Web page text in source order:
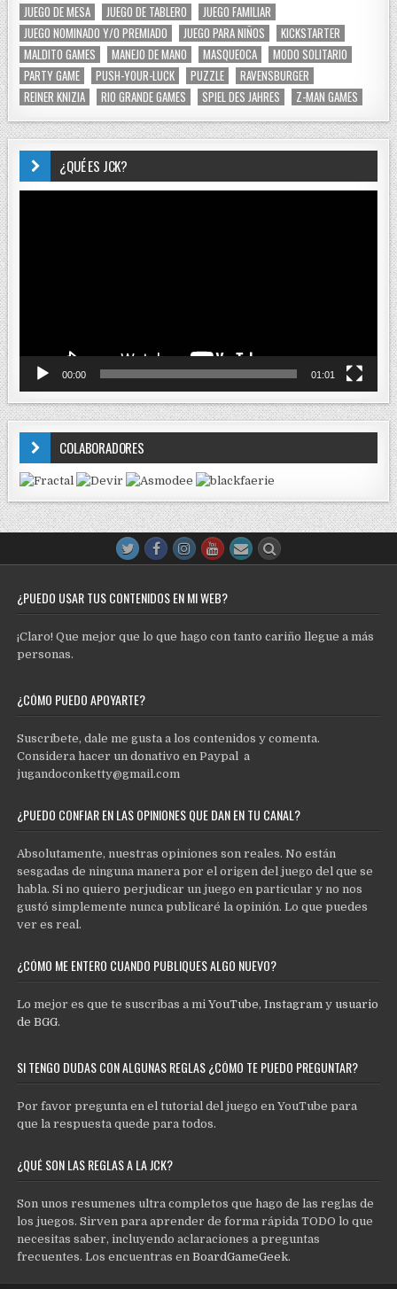
JUEGO DE MESA
JUEGO DE TABLERO
JUEGO FAMILIAR
JUEGO NOMINADO Y/O PREMIADO
JUEGO PARA NIÑOS
KICKSTARTER
MALDITO GAMES
MANEJO DE MANO MASQUEOCA
MODO SOLITARIO
PARTY GAME
PUSH-YOUR-LUCK PUZZLE
RAVENSBURGER
REINER KNIZIA
RIO GRANDE GAMES SPIEL DES JAHRES Z-MAN GAMES
¿QUÉ ES JCK?
00:00 01:01
COLABORADORES
¿PUEDO USAR TUS CONTENIDOS EN MI WEB?
¡Claro! Que mejor que lo que hago con tanto cariño llegue a más
personas.
¿CÓMO PUEDO APOYARTE?
Suscríbete, dale me gusta a los contenidos y comenta.
Considera hacer un donativo en Paypal a
jugandoconketty@gmail.com
¿PUEDO CONFIAR EN LAS OPINIONES QUE DAN EN TU CANAL?
Absolutamente, nuestras opiniones son reales. No están
sesgadas de ninguna manera por el origen del juego del que se
habla. Si no quiero perjudicar un juego en particular y no nos
gustó simplemente nunca publicaré la opinión. Lo que puedes
ver es real.
¿CÓMO ME ENTERO CUANDO PUBLIQUES ALGO NUEVO?
Lo mejor es que te suscribas a miYouTube,Instagram y usuario
de BGG.
SI TENGO DUDAS CON ALGUNAS REGLAS ¿CÓMO TE PUEDO PREGUNTAR?
Por favor pregunta en el tutorial del juego en YouTube para
que la respuesta quede para todos.
¿QUÉ SON LAS REGLAS A LA JCK?
Son unos resumenes ultra completos que hago de las reglas de
los juegos. Sirven para aprender de forma rápida TODO lo que
necesitas saber, incluyendo aclaraciones a preguntas
frecuentes. Los encuentras enBoardGameGeek.